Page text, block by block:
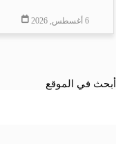
6 أغسطس, 2026
أبحث في الموقع